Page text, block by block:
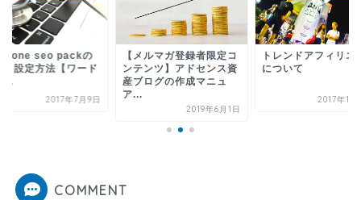
【メルマガ登録者限定コ
ンテンツ】アドセンス資
産ブログの作成マニュ
トレンドアフィリエイト
について
all in one seo
導入～設定方法
COMMENT